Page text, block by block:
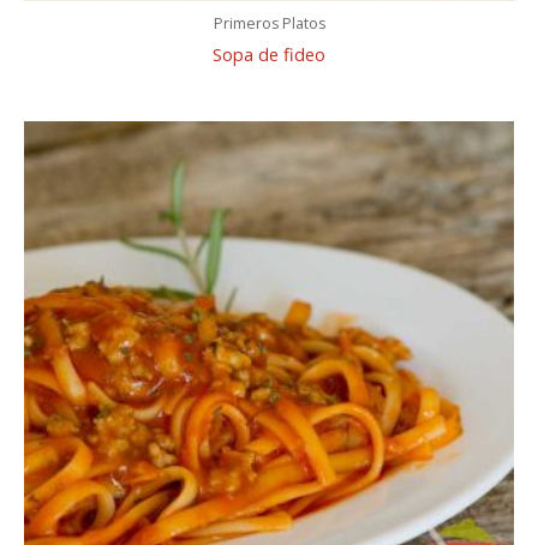
Primeros Platos
Sopa de fideo